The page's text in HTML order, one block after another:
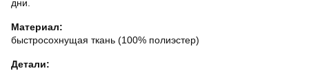
дни.
Материал:
быстросохнущая ткань (100% полиэстер)
Детали: